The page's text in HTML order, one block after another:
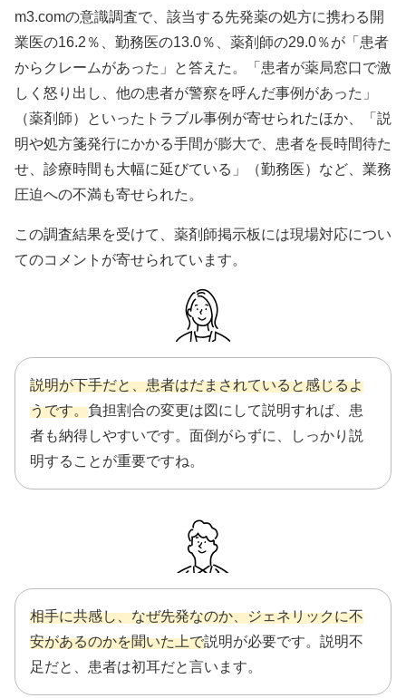
m3.comの意識調査で、該当する先発薬の処方に携わる開
業医の16.2％、勤務医の13.0％、薬剤師の29.0％が「患者
からクレームがあった」と答えた。「患者が薬局窓口で激
しく怒り出し、他の患者が警察を呼んだ事例があった」
（薬剤師）といったトラブル事例が寄せられたほか、「説
明や処方箋発行にかかる手間が膨大で、患者を長時間待た
せ、診療時間も大幅に延びている」（勤務医）など、業務
圧迫への不満も寄せられた。
この調査結果を受けて、薬剤師掲示板には現場対応につい
てのコメントが寄せられています。
説明が下手だと、患者はだまされていると感じるよ
うです。負担割合の変更は図にして説明すれば、患
者も納得しやすいです。面倒がらずに、しっかり説
明することが重要ですね。
相手に共感し、なぜ先発なのか、ジェネリックに不
安があるのかを聞いた上で説明が必要です。説明不
足だと、患者は初耳だと言います。